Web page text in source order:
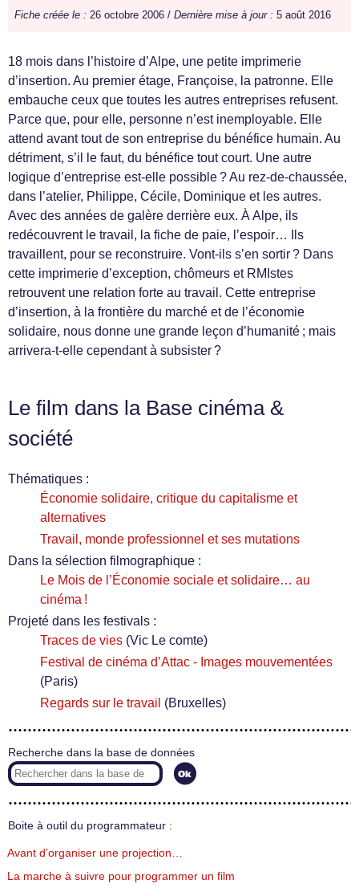
Fiche créée le : 26 octobre 2006 / Dernière mise à jour : 5 août 2016
18 mois dans l’histoire d’Alpe, une petite imprimerie
d’insertion. Au premier étage, Françoise, la patronne. Elle
embauche ceux que toutes les autres entreprises refusent.
Parce que, pour elle, personne n’est inemployable. Elle
attend avant tout de son entreprise du bénéfice humain. Au
détriment, s’il le faut, du bénéfice tout court. Une autre
logique d’entreprise est-elle possible ? Au rez-de-chaussée,
dans l’atelier, Philippe, Cécile, Dominique et les autres.
Avec des années de galère derrière eux. À Alpe, ils
redécouvrent le travail, la fiche de paie, l’espoir… Ils
travaillent, pour se reconstruire. Vont-ils s’en sortir ? Dans
cette imprimerie d’exception, chômeurs et RMIstes
retrouvent une relation forte au travail. Cette entreprise
d’insertion, à la frontière du marché et de l’économie
solidaire, nous donne une grande leçon d’humanité ; mais
arrivera-t-elle cependant à subsister ?
Le film dans la Base cinéma &
société
Thématiques :
Économie solidaire, critique du capitalisme et
alternatives
Travail, monde professionnel et ses mutations
Dans la sélection filmographique :
Le Mois de l’Économie sociale et solidaire… au
cinéma !
Projeté dans les festivals :
Traces de vies (Vic Le comte)
Festival de cinéma d’Attac - Images mouvementées
(Paris)
Regards sur le travail (Bruxelles)
Recherche dans la base de données
Boite à outil du programmateur :
Avant d’organiser une projection…
La marche à suivre pour programmer un film